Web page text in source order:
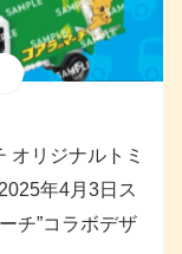
オリジナルトミ
年4月3日ス
チ”コラボデザ